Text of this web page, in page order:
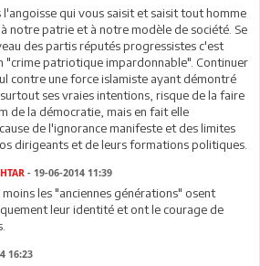
l'angoisse qui vous saisit et saisit tout homme
notre patrie et à notre modèle de société. Se
des partis réputés progressistes c'est
"crime patriotique impardonnable". Continuer
contre une force islamiste ayant démontré
ses vraies intentions, risque de la faire
de la démocratie, mais en fait elle
de l'ignorance manifeste et des limites
dirigeants et de leurs formations politiques.
- 19-06-2014 11:39
les "anciennes générations" osent
leur identité et ont le courage de
16:23